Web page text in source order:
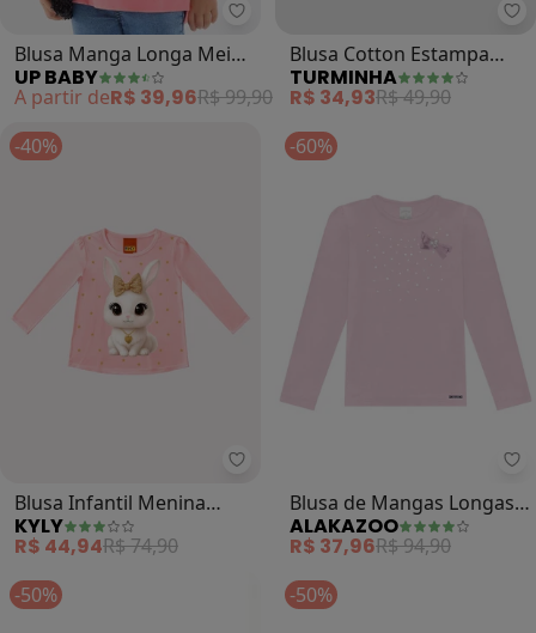
Up Baby - Blusa Manga Longa
Blusa Manga Longa Meia
Malha (Rosa)
UP BABY
A partir deR$ 39,96R$ 99,90
Blusa Cotton Estampa
Gatinho Básica Menina
(Rosa)
TURMINHA
R$ 34,93R$ 49,90
-40%
Kyly - Blusa Infantil Menina
Blusa Infantil Menina
Coelhinho (Rosa)
KYLY
R$ 44,94R$ 74,90
-60%
Blusa de Mangas Longas
Menina com Strass (Rosa)
ALAKAZOO
R$ 37,96R$ 94,90
-50%
-50%